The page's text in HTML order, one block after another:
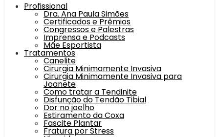
Profissional
Dra. Ana Paula Simões
Certificados e Prêmios
Congressos e Palestras
Imprensa e Podcasts
Mãe Esportista
Tratamentos
Canelite
Cirurgia Minimamente Invasiva
Cirurgia Minimamente Invasiva para
Joanete
Como tratar a Tendinite
Disfunção do Tendão Tibial
Dor no joelho
Estiramento da Coxa
Fascite Plantar
Fratura por Stress